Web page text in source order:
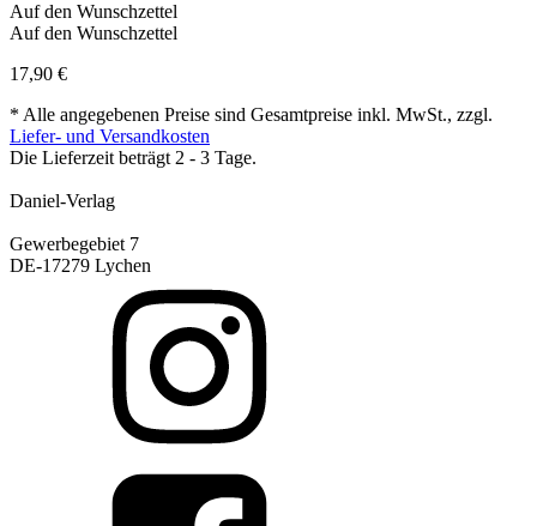
Auf den Wunschzettel
Auf den Wunschzettel
17,90 €
* Alle angegebenen Preise sind Gesamtpreise inkl. MwSt., zzgl.
Liefer- und Versandkosten
Die Lieferzeit beträgt 2 - 3 Tage.
Daniel-Verlag
Gewerbegebiet 7
DE-17279 Lychen